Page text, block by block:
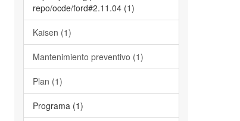
repo/ocde/ford#2.11.04 (1)
Kaisen (1)
Mantenimiento preventivo (1)
Plan (1)
Programa (1)